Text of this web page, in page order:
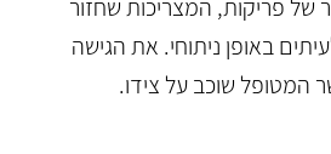
של פריקות, המצריכות שחזור
באופן ניתוחי. את הגישה
המטופל שוכב על צידו.